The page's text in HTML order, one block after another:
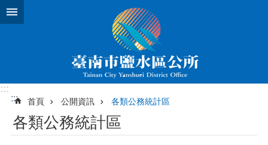
跳到主要內容區塊
:::
:::
首頁 公開資訊 各類公務統計區
各類公務統計區